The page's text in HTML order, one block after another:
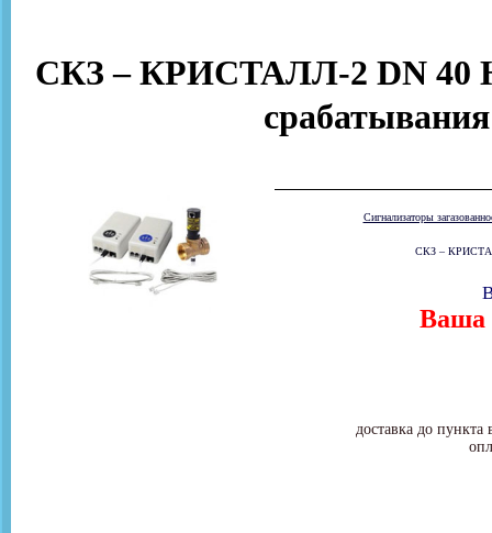
СКЗ – КРИСТАЛЛ-2 DN 40
Сигнализаторы
СКЗ –
Ваша
доставка до